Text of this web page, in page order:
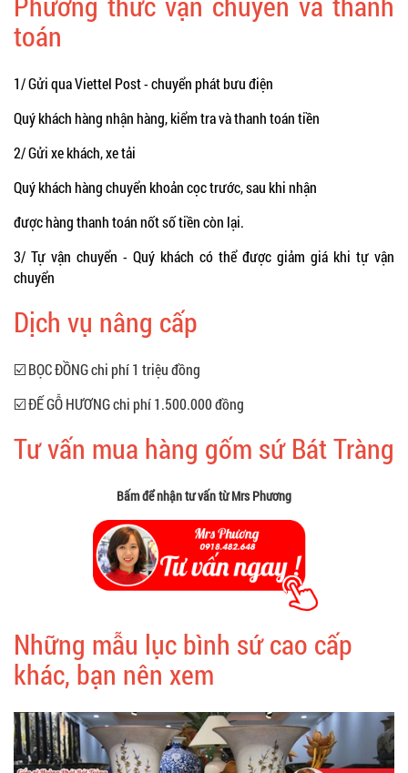
toán
1/ Gửi qua Viettel Post - chuyển phát bưu điện
Quý khách hàng nhận hàng, kiểm tra và thanh toán tiền
2/ Gửi xe khách, xe tải
Quý khách hàng chuyển khoản cọc trước, sau khi nhận
được hàng thanh toán nốt số tiền còn lại.
3/ Tự vận chuyển - Quý khách có thể được giảm giá khi tự vận
chuyển
Dịch vụ nâng cấp
☑️ BỌC ĐỒNG chi phí 1 triệu đồng
☑️ ĐẾ GỖ HƯƠNG chi phí 1.500.000 đồng
Tư vấn mua hàng gốm sứ Bát Tràng
Bấm để nhận tư vấn từ Mrs Phương
Những mẫu lục bình sứ cao cấp
khác, bạn nên xem